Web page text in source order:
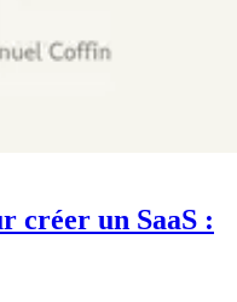
créer un SaaS :